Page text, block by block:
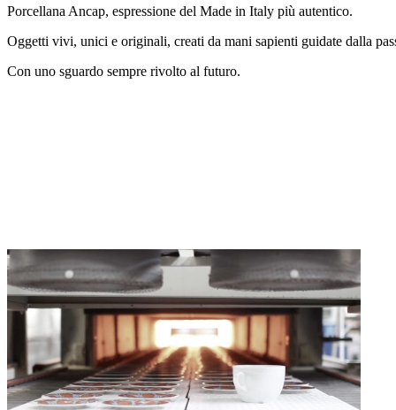
Porcellana Ancap, espressione del Made in Italy più autentico.
Oggetti vivi, unici e originali, creati da mani sapienti guidate dalla
Con uno sguardo sempre rivolto al futuro.